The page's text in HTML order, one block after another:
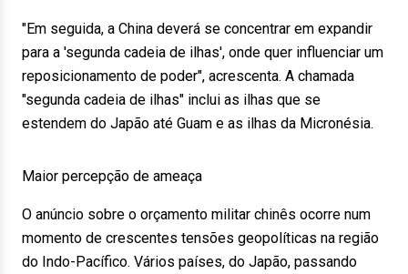
"Em seguida, a China deverá se concentrar em expandir
para a 'segunda cadeia de ilhas', onde quer influenciar um
reposicionamento de poder", acrescenta. A chamada
"segunda cadeia de ilhas" inclui as ilhas que se
estendem do Japão até Guam e as ilhas da Micronésia.
Maior percepção de ameaça
O anúncio sobre o orçamento militar chinês ocorre num
momento de crescentes tensões geopolíticas na região
do Indo-Pacífico. Vários países, do Japão, passando